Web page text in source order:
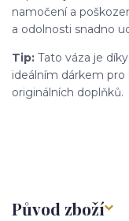
namočení a
a odolnosti snadno
Tip: Tato váza je
ideálním dárkem pro
originálních doplňků.
Původ zboží